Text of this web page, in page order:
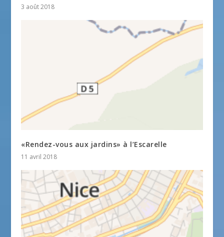
3 août 2018
«Rendez-vous aux jardins» à l’Escarelle
11 avril 2018